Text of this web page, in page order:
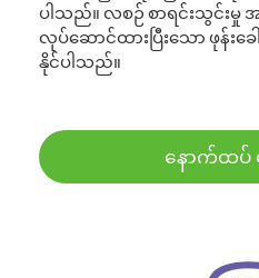
ပါသည်။ လစဉ် စာရင်းသွင်း
လုပ်ဆောင်ထားပြီးသော ဖုန်း
နိုင်ပါသည်။
နောက်ထပ် န